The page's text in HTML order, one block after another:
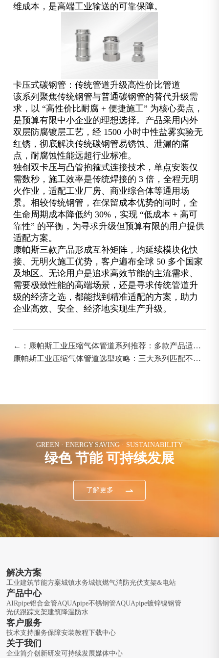
维成本，是高端工业输送的可靠保障。
卡压式碳钢管：传统管道升级高性价比管道
该系列聚焦传统钢管与普通碳钢管的替代升级需
求，以 “高性价比耐腐 + 便捷施工” 为核心卖点，
是预算有限中小企业的理想选择。产品采用内外
双层防腐镀层工艺，经 1500 小时中性盐雾实验无
红锈，彻底解决传统碳钢管易锈蚀、泄漏的痛
点，耐腐蚀性能远超行业标准。
独创双卡压与凸管抱箍式连接技术，单点安装仅
需数秒，施工效率是传统焊接的 3 倍，全程无明
火作业，适配工业厂房、商业综合体等通用场
景。相较传统钢管，在保留成本优势的同时，全
生命周期成本降低约 30%，实现 “低成本 + 高可
靠性” 的平衡，为寻求升级但预算有限的用户提供
适配方案。
康帕斯三款产品形成互补矩阵，均延续模块化快
接、无明火施工优势，客户遍布全球 50 多个国家
及地区。无论用户是追求高效节能的主流需求、
需要极致性能的高端场景，还是寻求传统管道升
级的经济之选，都能找到精准适配的方案，助力
企业高效、安全、经济地实现生产升级。
←：康帕斯工业压缩气体管道系列推荐：多款产品适配
不同工业升级需求
康帕斯工业压缩气体管道选型攻略：三大系列匹配不同
GREEN · ENERGY SAVING · SUSTAINABILITY
绿色 节能 可持续发展
了解更多
解决方案
工业建筑节能方案城镇水务城镇燃气消防光伏支架&电站
产品中心
AIRpipe铝合金管AQUApipe不锈钢管AQUApipe镀锌镍钢管
光伏跟踪支架建筑降温防水
客户服务
技术支持服务保障安装教程下载中心
关于我们
企业简介创新研发可持续发展媒体中心